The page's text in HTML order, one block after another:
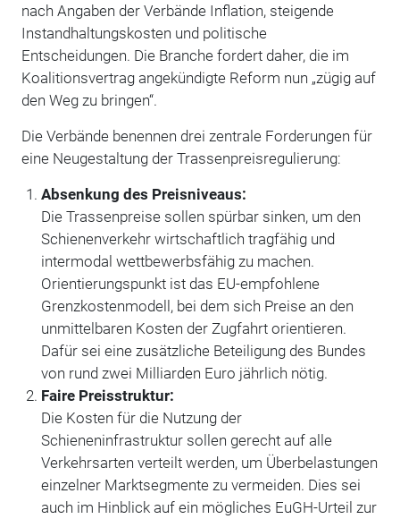
nach Angaben der Verbände Inflation, steigende
Instandhaltungskosten und politische
Entscheidungen. Die Branche fordert daher, die im
Koalitionsvertrag angekündigte Reform nun „zügig auf
den Weg zu bringen“.
Die Verbände benennen drei zentrale Forderungen für
eine Neugestaltung der Trassenpreisregulierung:
Absenkung des Preisniveaus:
Die Trassenpreise sollen spürbar sinken, um den
Schienenverkehr wirtschaftlich tragfähig und
intermodal wettbewerbsfähig zu machen.
Orientierungspunkt ist das EU-empfohlene
Grenzkostenmodell, bei dem sich Preise an den
unmittelbaren Kosten der Zugfahrt orientieren.
Dafür sei eine zusätzliche Beteiligung des Bundes
von rund zwei Milliarden Euro jährlich nötig.
Faire Preisstruktur:
Die Kosten für die Nutzung der
Schieneninfrastruktur sollen gerecht auf alle
Verkehrsarten verteilt werden, um Überbelastungen
einzelner Marktsegmente zu vermeiden. Dies sei
auch im Hinblick auf ein mögliches EuGH-Urteil zur